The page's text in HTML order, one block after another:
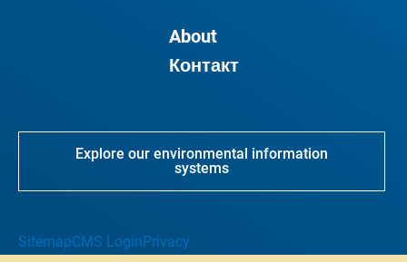
About
Контакт
Explore our environmental information
systems
SitemapCMS LoginPrivacy